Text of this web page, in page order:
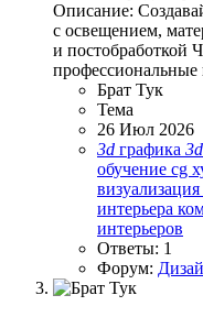
Описание:
с освещением,
и постобработкой
профессиональные
Брат Тук
Тема
26 Июл 2026
3d графика 3d
обучение cg
визуализация
интерьера
интерьеров
Ответы: 1
Форум: